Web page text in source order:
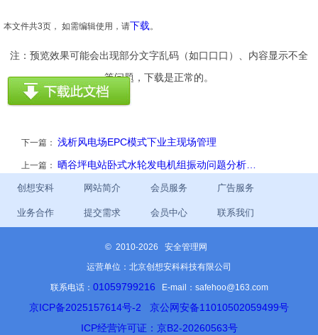
本文件共3页， 如需编辑使用，请下载。
注：预览效果可能会出现部分文字乱码（如口口口）、内容显示不全
等问题，下载是正常的。
下一篇： 浅析风电场EPC模式下业主现场管理
上一篇： 晒谷坪电站卧式水轮发电机组振动问题分析…
创想安科 网站简介 会员服务 广告服务
业务合作 提交需求 会员中心 联系我们
© 2010-2026 安全管理网
运营单位：北京创想安科科技有限公司
联系电话： 01059799216 E-mail：safehoo@163.com
京ICP备2025157614号-2
京公网安备11010502059499号
ICP经营许可证：京B2-20260563号